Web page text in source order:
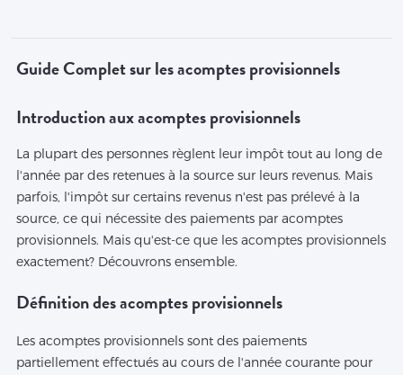
Guide Complet sur les acomptes provisionnels
Introduction aux acomptes provisionnels
La plupart des personnes règlent leur impôt tout au long de
l'année par des retenues à la source sur leurs revenus. Mais
parfois, l'impôt sur certains revenus n'est pas prélevé à la
source, ce qui nécessite des paiements par acomptes
provisionnels. Mais qu'est-ce que les acomptes provisionnels
exactement? Découvrons ensemble.
Définition des acomptes provisionnels
Les acomptes provisionnels sont des paiements
partiellement effectués au cours de l'année courante pour